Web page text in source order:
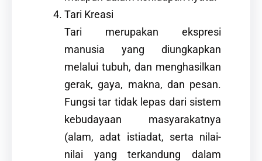
Tari Kreasi
Tari merupakan ekspresi
manusia yang diungkapkan
melalui tubuh, dan menghasilkan
gerak, gaya, makna, dan pesan.
Fungsi tar tidak lepas dari sistem
kebudayaan masyarakatnya
(alam, adat istiadat, serta nilai-
nilai yang terkandung dalam